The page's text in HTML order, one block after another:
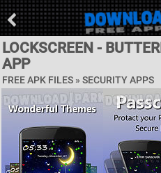
LOCKSCREEN -
APP
FREE APK FILES » SECURITY APPS